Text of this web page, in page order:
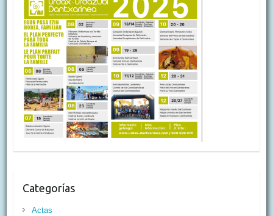
Categorías
Actas